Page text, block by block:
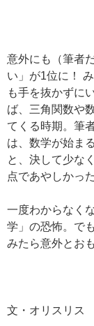
意外にも（筆者
い」が1位に！
も手を抜かずに
ば、三角関数や
てくる時期。筆
は、数学が始ま
と、決して少な
点であやしかっ
一度わからなく
学」の恐怖。で
みたら意外とお
文・オリスリス